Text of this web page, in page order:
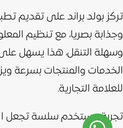
تركز بولد براند على تقديم
وجذابة بصريا، مع تنظيم
وسهلة التنقل، هذا يسهل
الخدمات والمنتجات بسرعة
للعلامة التجارية.
تجربة مستخدم سلسة تجعل